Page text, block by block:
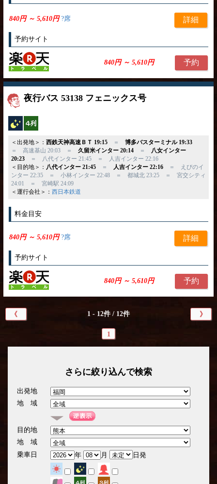
840円 ～ 5,610円?席 詳細
予約サイト
840円 ～ 5,610円 予約
夜行バス 53138 フェニックス号
夜行バス
＜出発地＞： 西鉄天神高速ＢＴ 19:15＝ 博多バスターミナル 19:33
＝ 高速基山 20:03 ＝ 久留米インター 20:14＝
八女インター
20:23＝ 八代インター 21:45 ＝ 人吉インター 22:16
＜目的地＞： 八代インター 21:45＝ 人吉インター 22:16＝ えびのイ
ンター 22:35 ＝ 小林インター 22:48 ＝ 都城北 23:25 ＝ 宮交シティ
24:01 ＝ 宮崎駅 24:09
＜運行会社＞： 西日本鉄道
料金目安
840円 ～ 5,610円?席 詳細
予約サイト
840円 ～ 5,610円 予約
《 1 - 12件 / 12件 》
1
さらに絞り込んで検索
出発地
地 域
目的地
地 域
乗車日
年 月 日発